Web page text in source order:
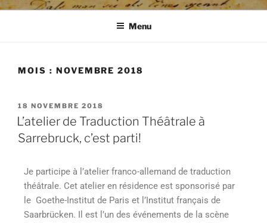
Menu
MOIS : NOVEMBRE 2018
18 NOVEMBRE 2018
L’atelier de Traduction Théâtrale à
Sarrebruck, c’est parti!
Je participe à l’atelier franco-allemand de traduction
théâtrale. Cet atelier en résidence est sponsorisé par
le Goethe-Institut de Paris et l’Institut français de
Saarbrücken. Il est l’un des événements de la scène